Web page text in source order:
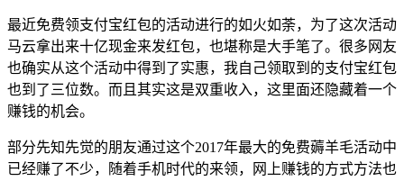
最近免费领支付宝红包的活动进行的如火如荼，为了这次活动
马云拿出来十亿现金来发红包，也堪称是大手笔了。很多网友
也确实从这个活动中得到了实惠，我自己领取到的支付宝红包
也到了三位数。而且其实这是双重收入，这里面还隐藏着一个
赚钱的机会。
部分先知先觉的朋友通过这个2017年最大的免费薅羊毛活动中
已经赚了不少，随着手机时代的来领，网上赚钱的方式方法也